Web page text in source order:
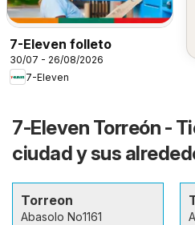
7-Eleven folleto
30/07 - 26/08/2026
7-Eleven
7-Eleven Torreón -
ciudad y sus
Torreon
Abasolo No1161